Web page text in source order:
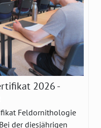
2026 -
Feldornithologie
der diesjährigen